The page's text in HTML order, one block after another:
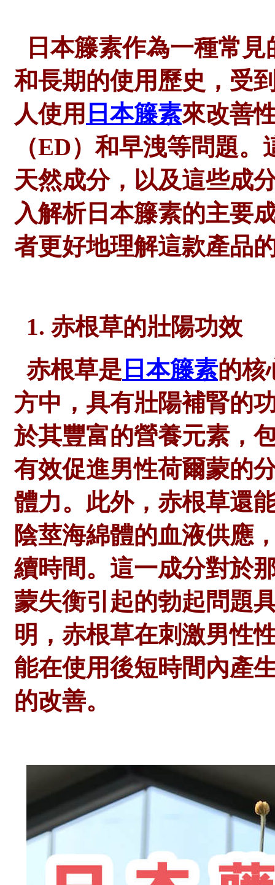
日本籐素作為一種常
和長期的使用歷史，受
人使用 日本籐素來改善
（ED）和早洩等問題。
天然成分，以及這些成
入解析日本籐素的主要
者更好地理解這款產品
1. 赤根草的壯陽功效
赤根草是 日本籐素的核
方中，具有壯陽補腎的
於其豐富的營養元素，
有效促進男性荷爾蒙的
體力。此外，赤根草還
陰莖海綿體的血液供應
續時間。 這一成分對於
蒙失衡引起的勃起問題
明，赤根草在刺激男性
能在使用後短時間內產
的改善。